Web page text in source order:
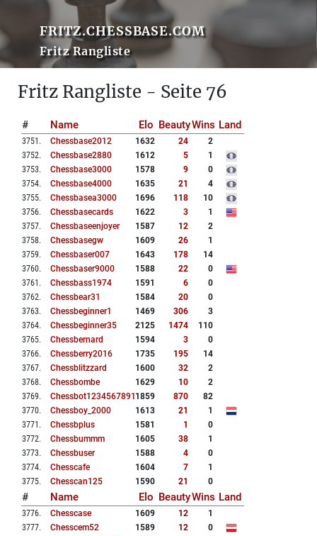
FRITZ.CHESSBASE.COM
Fritz Rangliste
Fritz Rangliste - Seite 76
# Name Elo BeautyWins Land
3751 . Chessbase2012 1632 24
2
3752. Chessbase2880 1612 5
1
3753. Chessbase3000 1578 9
0
3754. Chessbase4000 1635 21
4
3755. Chessbasea3000 1696 118
10
3756. Chessbasecards 1622 3
1
3757. Chessbaseenjoyer 1587 12
2
3758. Chessbasegw 1609 26
1
3759. Chessbaser007 1643 178
14
3760. Chessbaser9000 1588 22
0
3761 . Chessbass1974 1591 6
0
3762. Chessbear31 1584 20
0
3763. Chessbeginner1 1469 306
3
3764. Chessbeginner35 2125 1474
110
3765. Chessbernard 1594 3
0
3766. Chessberry2016 1735 195
14
3767. Chessblitzzard 1600 32
2
3768. Chessbombe 1629 10
2
3769. Chessbot123456789101859 870
82
3770. Chessboy_2000 1613 21
1
3771 . Chessbplus 1581 1
0
3772. Chessbummm 1605 38
1
3773. Chessbuser 1588 4
0
3774. Chesscafe 1604 7
1
3775. Chesscan125 1590 21 0
# Name Elo BeautyWins Land
3776. Chesscase 1609 12
1
3777. Chesscem52 1589 12
0